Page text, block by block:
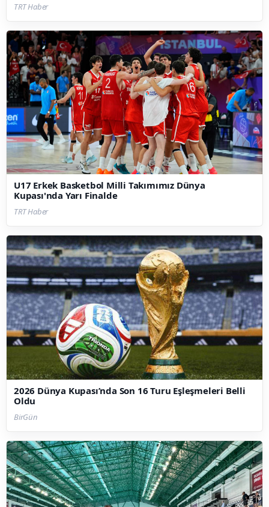
TRT Haber
U17 Erkek Basketbol Milli Takımımız Dünya
Kupası'nda Yarı Finalde
TRT Haber
2026 Dünya Kupası’nda Son 16 Turu Eşleşmeleri Belli
Oldu
BirGün